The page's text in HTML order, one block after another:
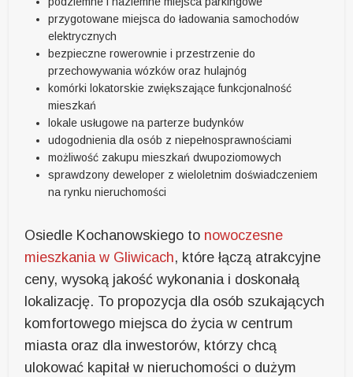
przygotowane miejsca do ładowania samochodów
elektrycznych
bezpieczne rowerownie i przestrzenie do
przechowywania wózków oraz hulajnóg
komórki lokatorskie zwiększające funkcjonalność
mieszkań
lokale usługowe na parterze budynków
udogodnienia dla osób z niepełnosprawnościami
możliwość zakupu mieszkań dwupoziomowych
sprawdzony deweloper z wieloletnim doświadczeniem
na rynku nieruchomości
Osiedle Kochanowskiego to nowoczesne
mieszkania w Gliwicach, które łączą atrakcyjne
ceny, wysoką jakość wykonania i doskonałą
lokalizację. To propozycja dla osób szukających
komfortowego miejsca do życia w centrum
miasta oraz dla inwestorów, którzy chcą
ulokować kapitał w nieruchomości o dużym